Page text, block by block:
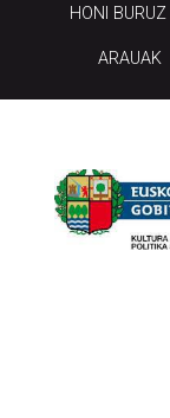
HONI BURUZ
ARAUAK